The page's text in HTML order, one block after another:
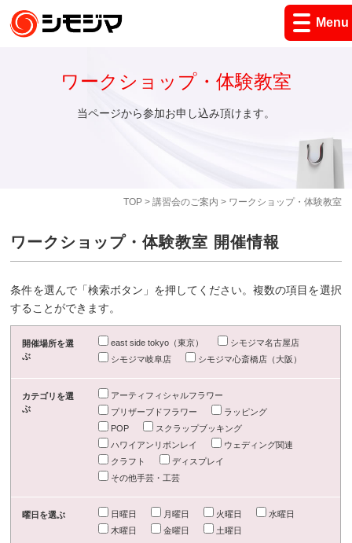
Menu
TOP> 講習会のご案内 > ワークショップ・体験教室
ワークショップ・体験教室
当ページから参加お申し込み頂けます。
ワークショップ・体験教室 開催情報
条件を選んで「検索ボタン」を押してください。複数の項目を選択
することができます。
開催場所を選
ぶ
east side tokyo（東京）
シモジマ名古屋店
シモジマ岐阜店
シモジマ心斎橋店（大阪）
カテゴリを選
ぶ
アーティフィシャルフラワー
プリザーブドフラワー
ラッピング
POP
スクラップブッキング
ハワイアンリボンレイ
ウェディング関連
クラフト
ディスプレイ
その他手芸・工芸
曜日を選ぶ 日曜日 月曜日 火曜日
水曜日
木曜日
金曜日 土曜日